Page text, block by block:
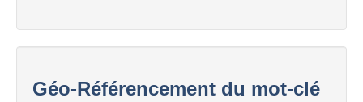
Géo-Référencement du mot-clé